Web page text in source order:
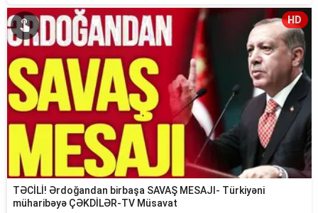
HD
TƏCİLİ! Ərdoğandan birbaşa SAVAŞ MESAJI- Türkiyəni
müharibəyə ÇƏKDİLƏR-TV Müsavat